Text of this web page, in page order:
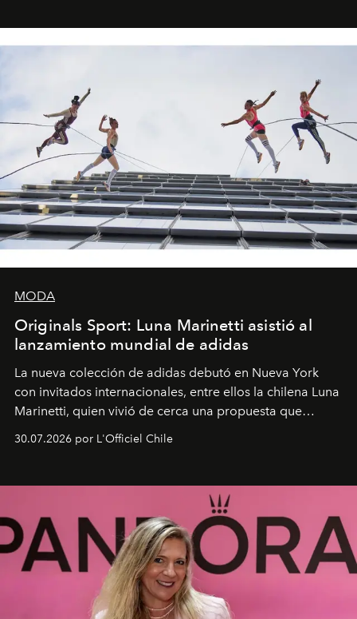
MODA
Originals Sport: Luna Marinetti asistió al
lanzamiento mundial de adidas
La nueva colección de adidas debutó en Nueva York
con invitados internacionales, entre ellos la chilena Luna
Marinetti, quien vivió de cerca una propuesta que
30.07.2026 por L'Officiel Chile